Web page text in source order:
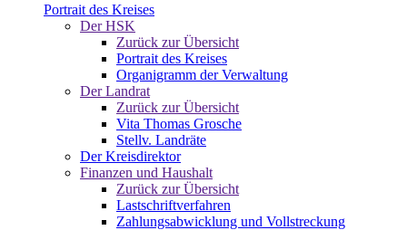
Portrait des Kreises
Der HSK
Zurück zur Übersicht
Portrait des Kreises
Organigramm der Verwaltung
Der Landrat
Zurück zur Übersicht
Vita Thomas Grosche
Stellv. Landräte
Der Kreisdirektor
Finanzen und Haushalt
Zurück zur Übersicht
Lastschriftverfahren
Zahlungsabwicklung und Vollstreckung